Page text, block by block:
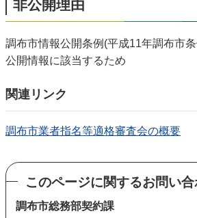
非公開理由
調布市情報公開条例(平成11年調布市
公開情報に該当するため
関連リンク
調布市業者指名等適格審査会の概要
このページに関するお問い
調布市総務部契約課